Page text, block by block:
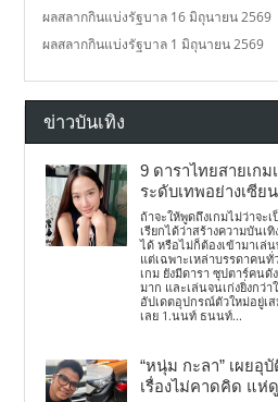
ผลสลากกินแบ่งรัฐบาล 16 มิถุนายน 2569
ผลสลากกินแบ่งรัฐบาล 1 มิถุนายน 2569
ข่าวบันเทิง
9 ดาราไทยสายเก
ระดับเทพอย่างเซียน
ถ้าจะให้พูดถึงเกมไม่ว่าจะ
เรียกได้ว่าสร้างความบันเ
ได้ หรือไม่ก็ต้องเข้ามาเล่
แต่เฉพาะเหล่าบรรดาคน
เกม ยังมีดารา ซุปตาร์คน
มาก และเล่นจนเก่งยิ่งกว่
อัปเดตอุปกรณ์ตัวใหม่อยู่เ
เลย 1.นนท์ ธนนท์...
“หนุ่ม กะลา” เผยอุ
เรื่องไม่คาดคิด แห่